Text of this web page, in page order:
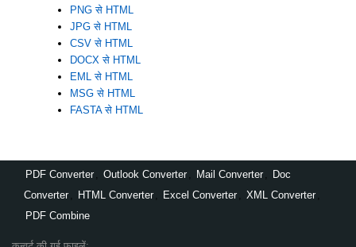
PNG से HTML
JPG से HTML
CSV से HTML
DOCX से HTML
EML से HTML
MSG से HTML
FASTA से HTML
PDF Converter Outlook Converter Mail Converter
Doc
Converter
HTML Converter Excel Converter XML Converter
PDF Combine